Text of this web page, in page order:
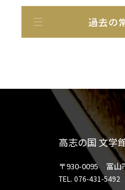
過去の
高志の国 文学
〒930-0095 富山
TEL. 076-431-5492